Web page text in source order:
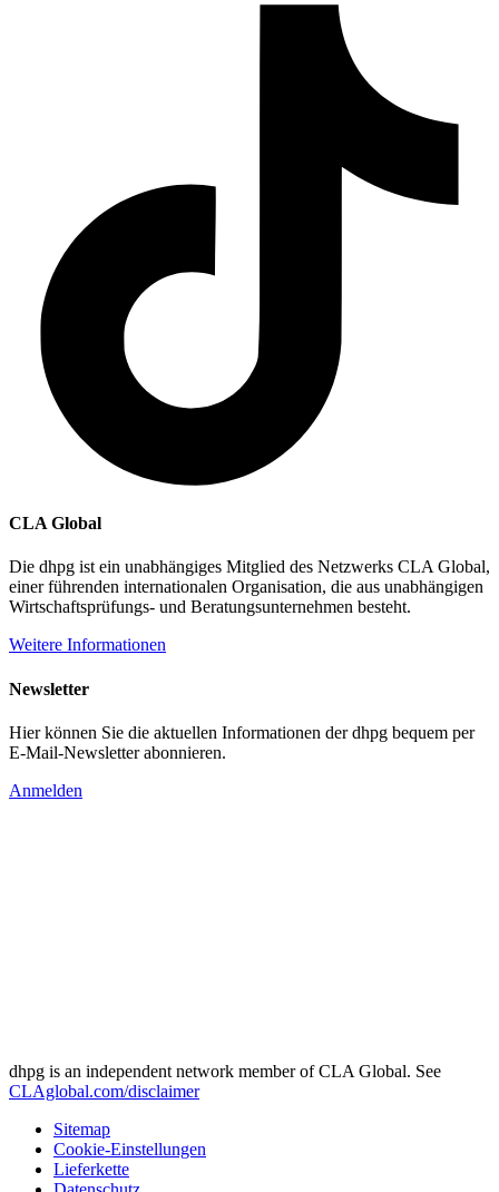
CLA Global
Die dhpg ist ein unabhängiges Mitglied des Netzwerks CLA Global,
einer führenden internationalen Organisation, die aus unabhängigen
Wirtschaftsprüfungs- und Beratungsunternehmen besteht.
Weitere Informationen
Newsletter
Hier können Sie die aktuellen Informationen der dhpg bequem per
E-Mail-Newsletter abonnieren.
Anmelden
dhpg is an independent network member of CLA Global. See
CLAglobal.com/disclaimer
Sitemap
Cookie-Einstellungen
Lieferkette